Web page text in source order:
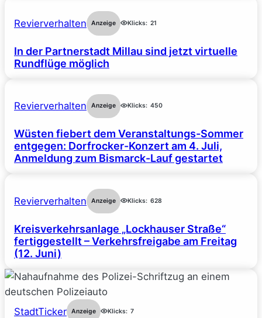
Revierverhalten Anzeige Klicks: 21
In der Partnerstadt Millau sind jetzt virtuelle
Rundflüge möglich
Revierverhalten Anzeige Klicks: 450
Wüsten fiebert dem Veranstaltungs-Sommer
entgegen: Dorfrocker-Konzert am 4. Juli,
Anmeldung zum Bismarck-Lauf gestartet
Revierverhalten Anzeige Klicks: 628
Kreisverkehrsanlage „Lockhauser Straße“
fertiggestellt – Verkehrsfreigabe am Freitag
(12. Juni)
StadtTicker Anzeige Klicks: 7